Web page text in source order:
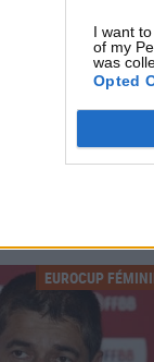
I want
of my
was
Opted
passer par un
à l'Eurocoupe.
EUROCUP